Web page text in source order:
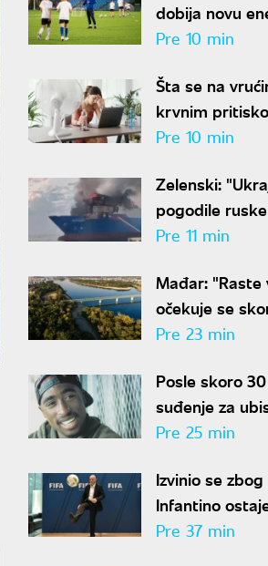
dobija novu
2026 počinje
Pre 10 min
Šta se na
krvnim
Kardiološkinja
Pre 10 min
Zelenski:
pogodile
brodove u
Pre 11 min
Mađar: "Raste
očekuje se
pokretanje
Pre 23 min
Posle skoro
suđenje za
Šakura:
Pre 25 min
Izvinio se
Infantino
FIFA-e
Pre 37 min